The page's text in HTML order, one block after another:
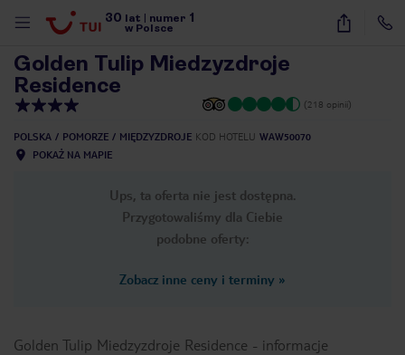
30 lat numer 1
w Polsce
18
Golden Tulip Miedzyzdroje
Residence
(218 opinii)
POLSKA POMORZE MIĘDZYZDROJE KOD HOTELU WAW50070
POKAŻ NA MAPIE
Ups, ta oferta nie jest dostępna.
Przygotowaliśmy dla Ciebie
podobne oferty:
Zobacz inne ceny i terminy »
Golden Tulip Miedzyzdroje Residence - informacje